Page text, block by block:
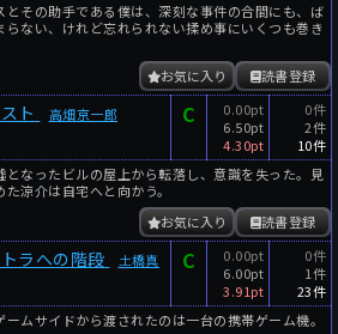
とその助手である僕は、深刻な事件の合間にも、ば
らない、けれど忘れられない揉め事にいくつも巻き
読書登録
お気に入り
ト 高畑京一郎 C
0.00pt
6.50pt
4.30pt
0件
2件
10件
となったビルの屋上から転落し、意識を失った。見
涼介は自宅へと向かう。
読書登録
お気に入り
ラへの階段
土橋真
C
0.00pt
6.00pt
3.91pt
0件
1件
23件
ムサイドから渡されたのは一台の携帯ゲーム機。